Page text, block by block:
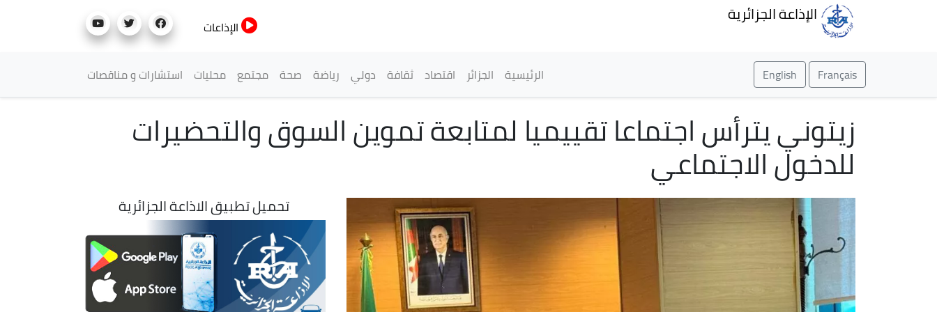
الإذاعة الجزائرية
الإذاعات
Français
English القائمة الرئيسية
الرئيسية الجزائر اقتصاد ثقافة دولي رياضة صحة مجتمع محليات استشارات و مناقصات
زيتوني يترأس اجتماعا تقييميا لمتابعة تموين السوق والتحضيرات
للدخول الاجتماعي
تحميل تطبيق الاذاعة الجزائرية